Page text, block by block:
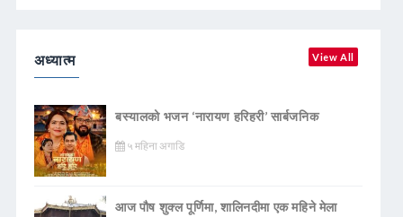
अध्यात्म View All
बस्यालको भजन ‘नारायण हरिहरी’ सार्बजनिक
५ महिना अगाडि
आज पौष शुक्ल पूर्णिमा, शालिनदीमा एक महिने मेला